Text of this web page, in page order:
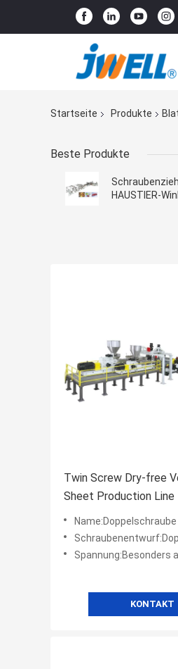
Startseite
Produkte
Beste Produkte
HAUSTIER-
Twin Screw Dry-free
Sheet Production Line
Name:Doppelschraube Trocken-freie gelüftete
Spannung:Besonders
KONTAKT